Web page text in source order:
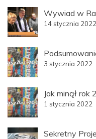
Wywiad w
14 stycznia 2022
3 stycznia 2022
Jak minął
1 stycznia 2022
Sekretny